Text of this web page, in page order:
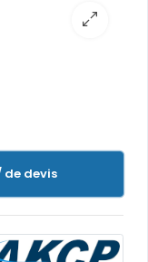
devis